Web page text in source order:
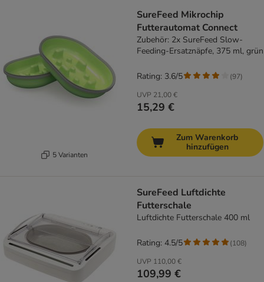
5 Varianten
SureFeed Mikrochip
Futterautomat Connect
Zubehör: 2x SureFeed Slow-
Feeding-Ersatznäpfe, 375 ml, grün
UVP 21,00 €
15,29 €
Rating: 3.6/5 (97)
Zum Warenkorb
hinzufügen
SureFeed Luftdichte
Futterschale
Luftdichte Futterschale 400 ml
UVP 110,00 €
109,99 €
Rating: 4.5/5 (108)